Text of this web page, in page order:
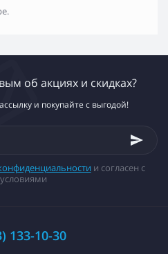
об акциях и скидках?
и покупайте с выгодой!
и согласен с
условиями
133-10-30